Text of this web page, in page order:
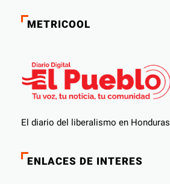
METRICOOL
El diario del liberalismo en Honduras
ENLACES DE INTERES